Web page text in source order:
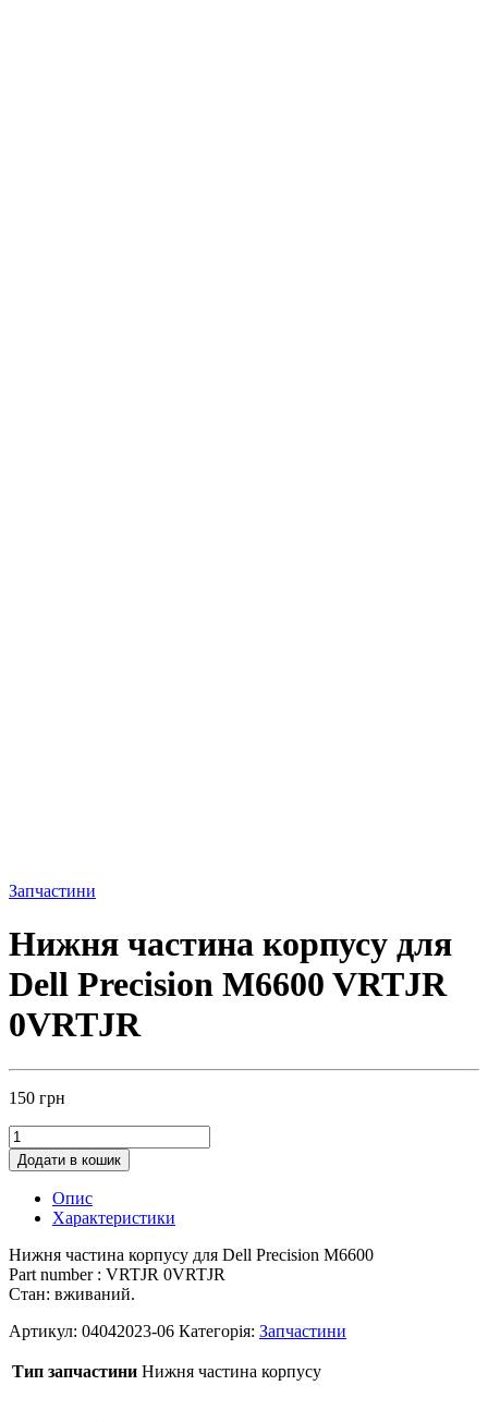
Запчастини
Нижня частина корпусу для
Dell Precision M6600 VRTJR
0VRTJR
150 грн
Додати в кошик
Опис
Характеристики
Нижня частина корпусу для Dell Precision M6600
Part number : VRTJR 0VRTJR
Стан: вживаний.
Артикул: 04042023-06 Категорія: Запчастини
Тип запчастини Нижня частина корпусу